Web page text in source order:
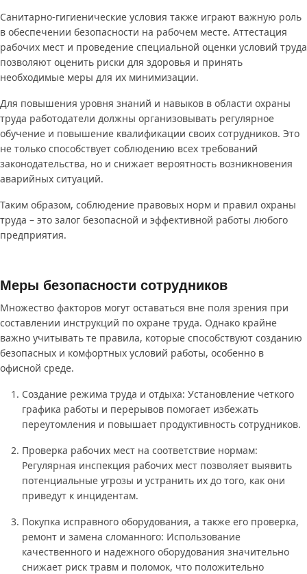
Санитарно-гигиенические условия также играют важную роль
в обеспечении безопасности на рабочем месте. Аттестация
рабочих мест и проведение специальной оценки условий труда
позволяют оценить риски для здоровья и принять
необходимые меры для их минимизации.
Для повышения уровня знаний и навыков в области охраны
труда работодатели должны организовывать регулярное
обучение и повышение квалификации своих сотрудников. Это
не только способствует соблюдению всех требований
законодательства, но и снижает вероятность возникновения
аварийных ситуаций.
Таким образом, соблюдение правовых норм и правил охраны
труда – это залог безопасной и эффективной работы любого
предприятия.
Меры безопасности сотрудников
Множество факторов могут оставаться вне поля зрения при
составлении инструкций по охране труда. Однако крайне
важно учитывать те правила, которые способствуют созданию
безопасных и комфортных условий работы, особенно в
офисной среде.
Создание режима труда и отдыха: Установление четкого
графика работы и перерывов помогает избежать
переутомления и повышает продуктивность сотрудников.
Проверка рабочих мест на соответствие нормам:
Регулярная инспекция рабочих мест позволяет выявить
потенциальные угрозы и устранить их до того, как они
приведут к инцидентам.
Покупка исправного оборудования, а также его проверка,
ремонт и замена сломанного: Использование
качественного и надежного оборудования значительно
снижает риск травм и поломок, что положительно